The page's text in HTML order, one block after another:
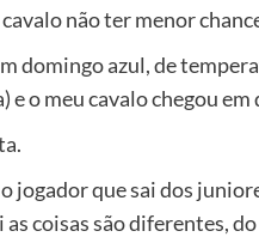
não ter menor
domingo azul, de
e o meu cavalo chegou
jogador que sai dos
coisas são diferentes,